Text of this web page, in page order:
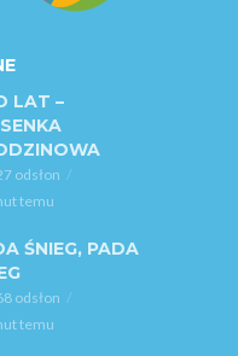
LAT –
odsłon
temu
ŚNIEG, PADA
odsłon
temu